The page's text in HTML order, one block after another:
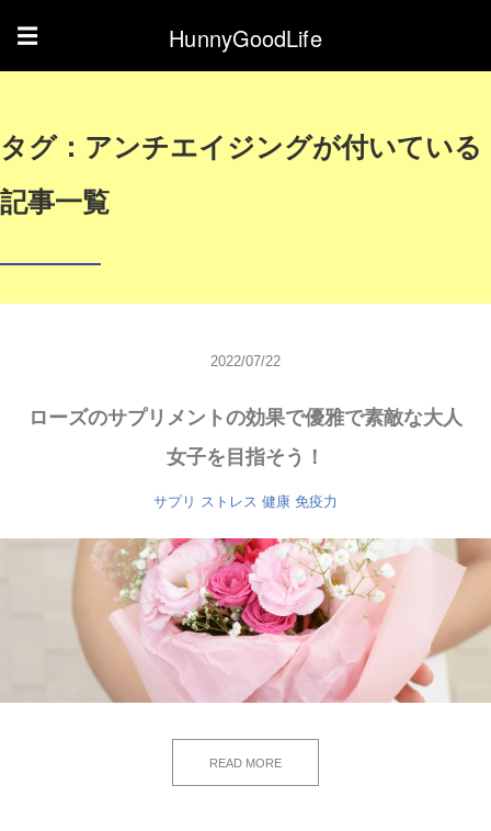
☰ HunnyGoodLife
タグ：アンチエイジングが付いている
記事一覧
2022/07/22
ローズのサプリメントの効果で優雅で素敵な大人
女子を目指そう！
サプリ ストレス 健康 免疫力
READ MORE